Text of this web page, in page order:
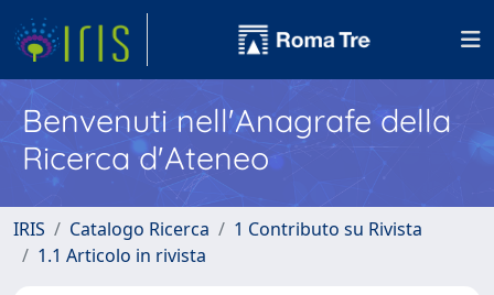
Benvenuti nell'Anagrafe della
Ricerca d'Ateneo
IRIS Catalogo Ricerca
1 Contributo su Rivista
1.1 Articolo in rivista